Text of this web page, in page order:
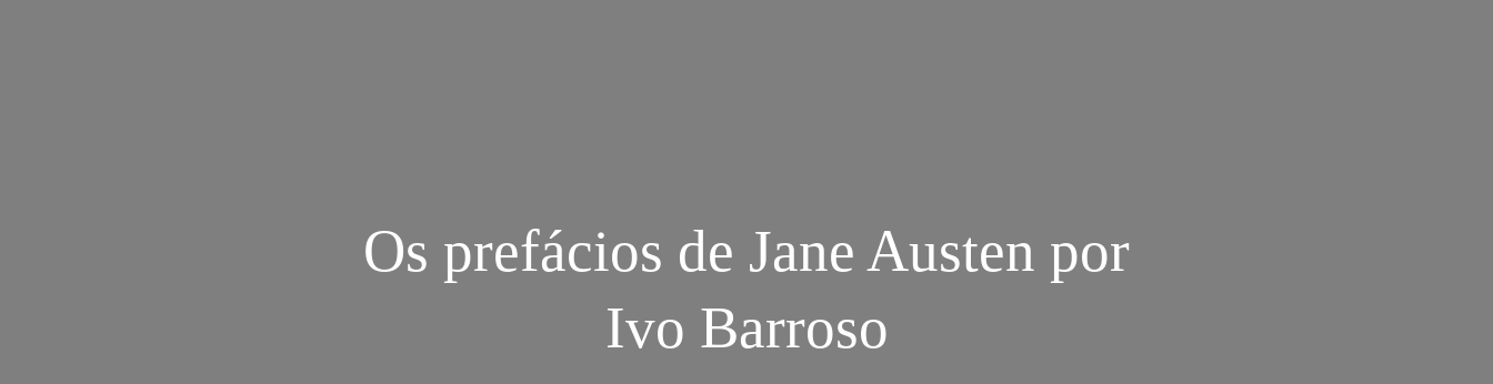
Os prefácios de Jane Austen por
Ivo Barroso